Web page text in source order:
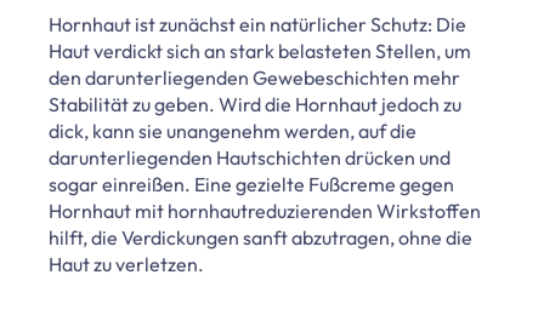
Hornhaut ist zunächst ein natürlicher Schutz: Die
Haut verdickt sich an stark belasteten Stellen, um
den darunterliegenden Gewebeschichten mehr
Stabilität zu geben. Wird die Hornhaut jedoch zu
dick, kann sie unangenehm werden, auf die
darunterliegenden Hautschichten drücken und
sogar einreißen. Eine gezielte Fußcreme gegen
Hornhaut mit hornhautreduzierenden Wirkstoffen
hilft, die Verdickungen sanft abzutragen, ohne die
Haut zu verletzen.